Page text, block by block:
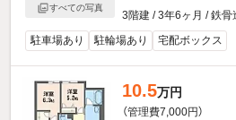
すべての写真
3階建 / 3年6ヶ月 / 鉄骨
駐車場あり
駐輪場あり 宅配ボックス
10.5万円
（管理費7,000円）